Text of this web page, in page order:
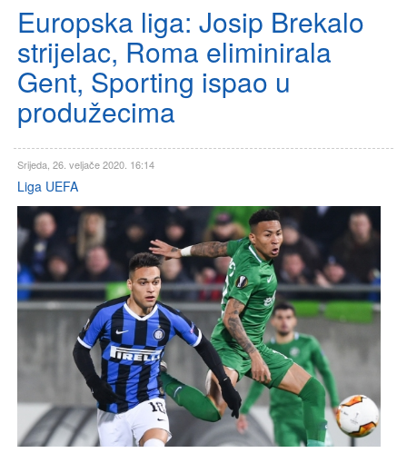
Europska liga: Josip Brekalo
strijelac, Roma eliminirala
Gent, Sporting ispao u
produžecima
Srijeda, 26. veljače 2020. 16:14
Liga UEFA